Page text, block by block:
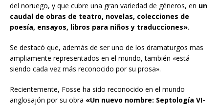
del noruego, y que cubre una gran variedad de géneros, en un
caudal de obras de teatro, novelas, colecciones de
poesía, ensayos, libros para niños y traducciones».
Se destacó que, además de ser uno de los dramaturgos mas
ampliamente representados en el mundo, también «está
siendo cada vez más reconocido por su prosa».
Recientemente, Fosse ha sido reconocido en el mundo
anglosajón por su obra «Un nuevo nombre: Septología VI-